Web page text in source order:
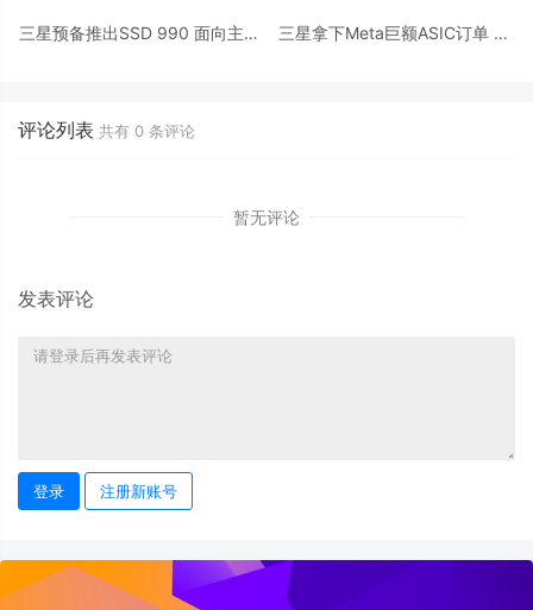
三星预备推出SSD 990 面向主流
三星拿下Meta巨额ASIC订单 积
评论列表 共有 0 条评论
暂无评论
发表评论
登录 注册新账号